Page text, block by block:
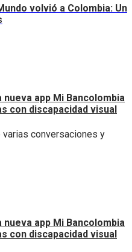
volvió a Colombia: Un
app Mi Bancolombia
con discapacidad visual
varias conversaciones y
app Mi Bancolombia
con discapacidad visual